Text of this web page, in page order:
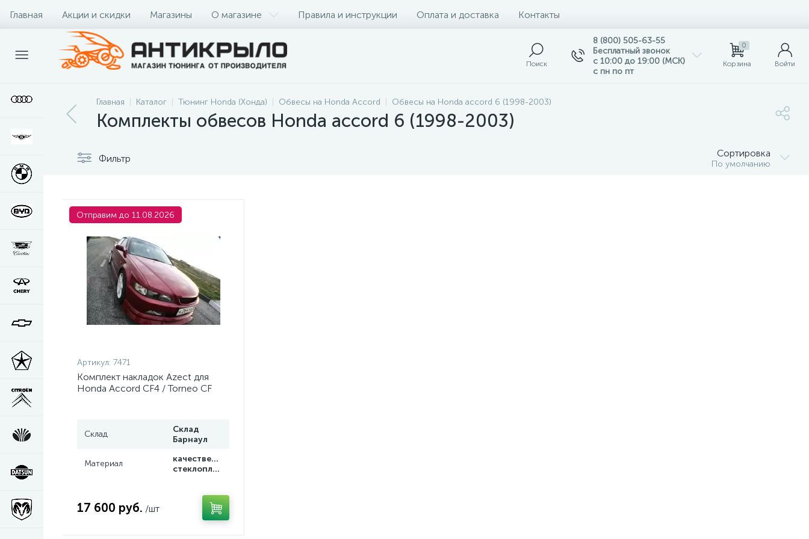
Главная Акции и скидки Магазины О магазине Правила и инструкции Оплата и доставка Контакты
Поиск
8 (800) 505-63-55
Бесплатный звонок
с 10:00 до 19:00 (МСК)
с пн по пт
0
Корзина Войти
Главная Каталог Тюнинг Honda (Хонда) Обвесы на Honda Accord Обвесы на Honda accord 6 (1998-2003)
Комплекты обвесов Honda accord 6 (1998-2003)
Фильтр Сортировка
По умолчанию
Отправим до 11.08.2026
Артикул: 7471
Комплект накладок Azect для
Honda Accord CF4 / Torneo CF
Склад
Склад
Барнаул
Материал
качественный
стеклопластик
17 600 руб. /шт